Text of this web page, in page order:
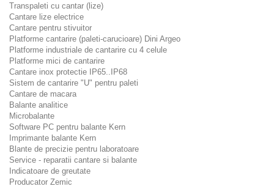
Transpaleti cu cantar (lize)
Cantare lize electrice
Cantare pentru stivuitor
Platforme cantarire (paleti-carucioare) Dini Argeo
Platforme industriale de cantarire cu 4 celule
Platforme mici de cantarire
Cantare inox protectie IP65..IP68
Sistem de cantarire "U" pentru paleti
Cantare de macara
Balante analitice
Microbalante
Software PC pentru balante Kern
Imprimante balante Kern
Blante de precizie pentru laboratoare
Service - reparatii cantare si balante
Indicatoare de greutate
Producator Zemic